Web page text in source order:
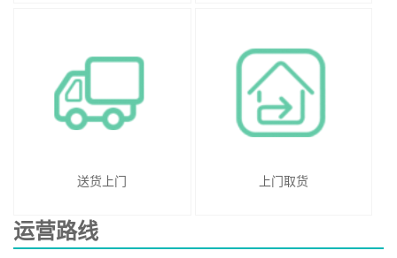
送货上门 上门取货
运营路线